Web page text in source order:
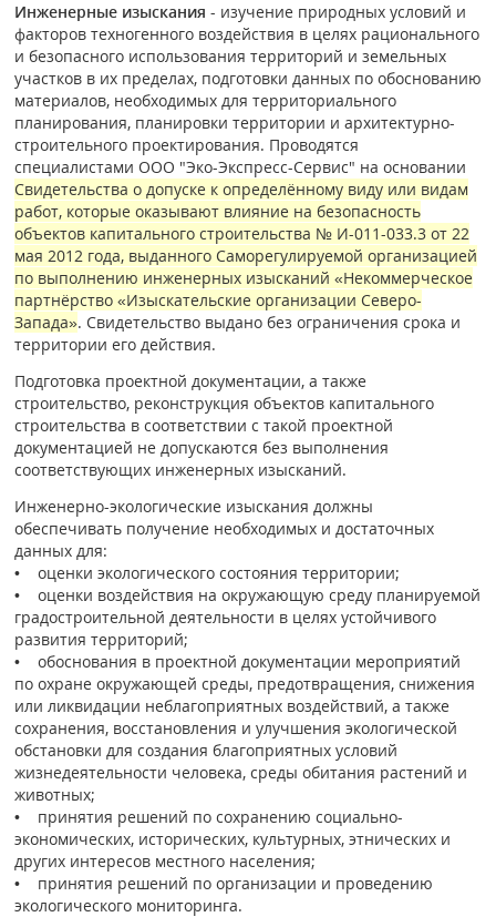
Инженерные изыскания - изучение природных условий и
факторов техногенного воздействия в целях рационального
и безопасного использования территорий и земельных
участков в их пределах, подготовки данных по обоснованию
материалов, необходимых для территориального
планирования, планировки территории и архитектурно-
строительного проектирования. Проводятся
специалистами ООО "Эко-Экспресс-Сервис" на основании
Свидетельства о допуске к определённому виду или видам
работ, которые оказывают влияние на безопасность
объектов капитального строительства № И-011-033.3 от 22
мая 2012 года, выданного Саморегулируемой организацией
по выполнению инженерных изысканий «Некоммерческое
партнёрство «Изыскательские организации Северо-
Запада». Свидетельство выдано без ограничения срока и
территории его действия.
Подготовка проектной документации, а также
строительство, реконструкция объектов капитального
строительства в соответствии с такой проектной
документацией не допускаются без выполнения
соответствующих инженерных изысканий.
Инженерно-экологические изыскания должны
обеспечивать получение необходимых и достаточных
данных для:
• оценки экологического состояния территории;
• оценки воздействия на окружающую среду планируемой
градостроительной деятельности в целях устойчивого
развития территорий;
• обоснования в проектной документации мероприятий
по охране окружающей среды, предотвращения, снижения
или ликвидации неблагоприятных воздействий, а также
сохранения, восстановления и улучшения экологической
обстановки для создания благоприятных условий
жизнедеятельности человека, среды обитания растений и
животных;
• принятия решений по сохранению социально-
экономических, исторических, культурных, этнических и
других интересов местного населения;
• принятия решений по организации и проведению
экологического мониторинга.